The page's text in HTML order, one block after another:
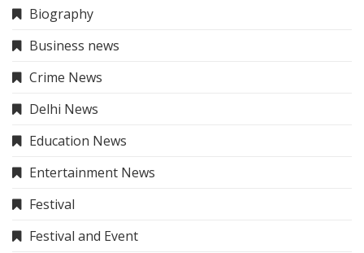
Biography
Business news
Crime News
Delhi News
Education News
Entertainment News
Festival
Festival and Event